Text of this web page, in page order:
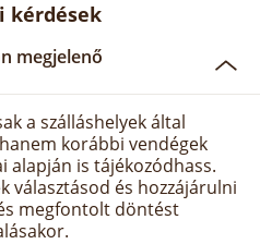
kérdések
megjelenő
a szálláshelyek által
korábbi vendégek
alapján is tájékozódhass.
választásod és hozzájárulni
megfontolt döntést